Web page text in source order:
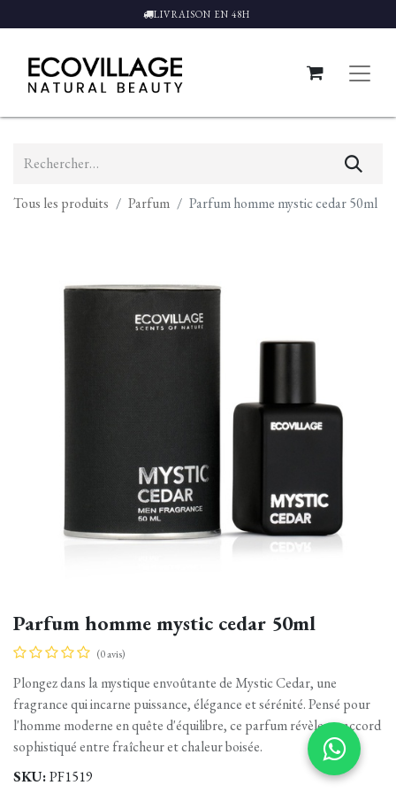
LIVRAISON EN 48H
Tous les produits Parfum Parfum homme mystic cedar 50ml
Parfum homme mystic cedar 50ml
(0 avis)
Plongez dans la mystique envoûtante de Mystic Cedar, une
fragrance qui incarne puissance, élégance et sérénité. Pensé pour
l'homme moderne en quête d'équilibre, ce parfum révèle un accord
sophistiqué entre fraîcheur et chaleur boisée.
SKU:PF1519